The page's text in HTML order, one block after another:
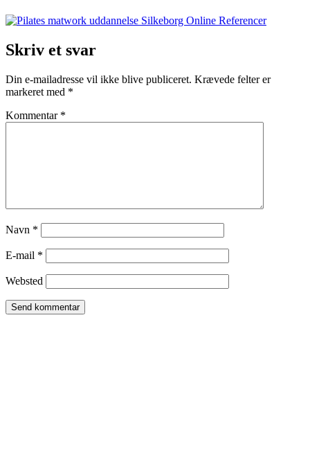
Skriv et svar
Din e-mailadresse vil ikke blive publiceret. Krævede felter er
markeret med *
Kommentar *
Navn *
E-mail *
Websted